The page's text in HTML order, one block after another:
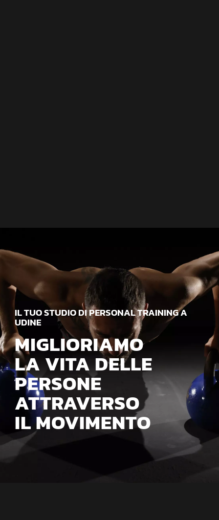
IL TUO STUDIO DI PERSONAL TRAINING A
UDINE
MIGLIORIAMO
LA VITA DELLE
PERSONE
ATTRAVERSO
IL MOVIMENTO